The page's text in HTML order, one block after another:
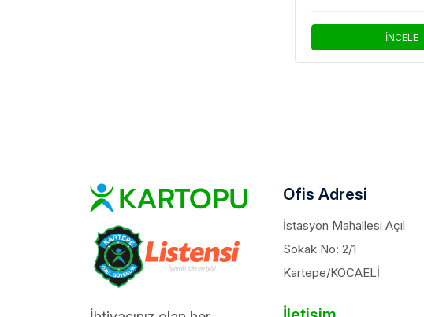
İNCELE
Ofis Adresi
İstasyon Mahallesi Açıl
Sokak No: 2/1
Kartepe/KOCAELİ